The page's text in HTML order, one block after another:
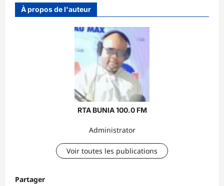
À propos de l'auteur
RTA BUNIA 100.0 FM
Administrator
Voir toutes les publications
Partager